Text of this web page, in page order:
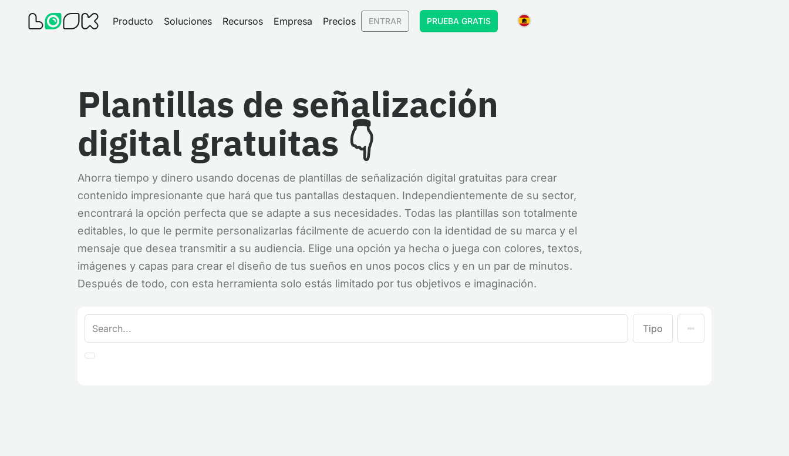
Producto Soluciones Recursos Empresa Precios ENTRAR PRUEBA GRATIS
Plantillas de señalización
digital gratuitas 👇
Ahorra tiempo y dinero usando docenas de plantillas de señalización digital gratuitas para crear
contenido impresionante que hará que tus pantallas destaquen. Independientemente de su sector,
encontrará la opción perfecta que se adapte a sus necesidades. Todas las plantillas son totalmente
editables, lo que le permite personalizarlas fácilmente de acuerdo con la identidad de su marca y el
mensaje que desea transmitir a su audiencia. Elige una opción ya hecha o juega con colores, textos,
imágenes y capas para crear el diseño de tus sueños en unos pocos clics y en un par de minutos.
Después de todo, con esta herramienta solo estás limitado por tus objetivos e imaginación.
Tipo